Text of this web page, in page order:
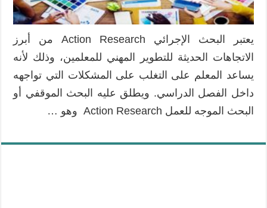
يعتبر البحث الإجرائي Action Research من أبرز
الاتجاهات الحديثة للتطوير المهني للمعلمين، وذلك لأنه
يساعد المعلم على التغلب على المشكلات التي تواجهه
داخل الفصل الدراسي. ويطلق عليه البحث الموقفي أو
البحث الموجه للعمل Action Research وهو …